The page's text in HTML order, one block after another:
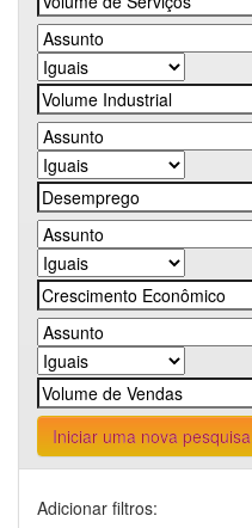
Iniciar uma nova pesquisa
Adicionar filtros: